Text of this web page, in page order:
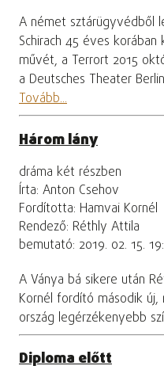
A német sztárügyvédből
Schirach 45 éves
művét, a Terrort 2015
a Deutsches Theater
Tovább...
Három lány
dráma két részben
Írta: Anton Csehov
Fordította: Hamvai Kornél
Rendező: Réthly Attila
bemutató: 2019. 02. 15.
A Ványa bá sikere után
Kornél fordító második új,
ország legérzékenyebb
Diploma előtt